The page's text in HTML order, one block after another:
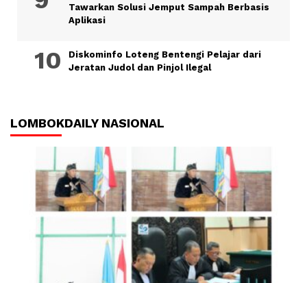
Tawarkan Solusi Jemput Sampah Berbasis
Aplikasi
Diskominfo Loteng Bentengi Pelajar dari
Jeratan Judol dan Pinjol Ilegal
LOMBOKDAILY NASIONAL